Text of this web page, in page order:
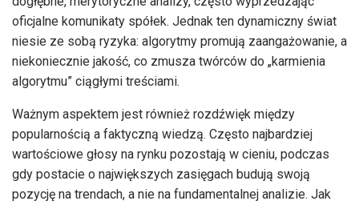
oficjalne komunikaty spółek. Jednak ten dynamiczny świat
niesie ze sobą ryzyka: algorytmy promują zaangażowanie, a
niekoniecznie jakość, co zmusza twórców do „karmienia
algorytmu” ciągłymi treściami.
Ważnym aspektem jest również rozdźwięk między
popularnością a faktyczną wiedzą. Często najbardziej
wartościowe głosy na rynku pozostają w cieniu, podczas
gdy postacie o największych zasięgach budują swoją
pozycję na trendach, a nie na fundamentalnej analizie. Jak